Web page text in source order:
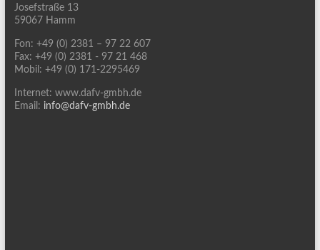
Josefstraße 13
59067 Hamm
Fon: +49 (0) 2381 – 97 22 607
Fax: +49 (0) 2381 - 97 21 468
Mobil: +49 (0) 171-2295469
Internet: www.dafv-gmbh.de
Email: info@dafv-gmbh.de